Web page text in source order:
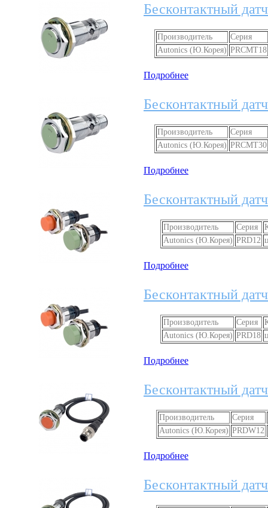
Бесконтактный
Производитель
Серия
Autonics (Ю.Корея) PRCMT18
Подробнее
Бесконтактный
Производитель
Серия
Autonics (Ю.Корея) PRCMT30
Подробнее
Бесконтактный
Производитель Серия
Autonics (Ю.Корея) PRD12
Подробнее
Бесконтактный
Производитель Серия
Autonics (Ю.Корея) PRD18
Подробнее
Бесконтактный
Производитель
Серия
Autonics (Ю.Корея) PRDW12
Подробнее
Бесконтактный